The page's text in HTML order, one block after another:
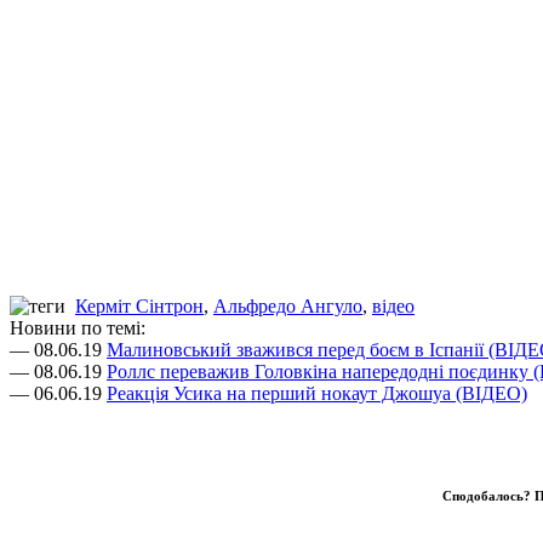
Керміт Сінтрон, Альфредо Ангуло, відео
Новини по темі:
— 08.06.19 Малиновський зважився перед боєм в Іспанії
— 08.06.19 Роллс переважив Головкіна напередодні
— 06.06.19 Реакція Усика на перший нокаут Джошуа (ВІДЕО)
Сподобалось?